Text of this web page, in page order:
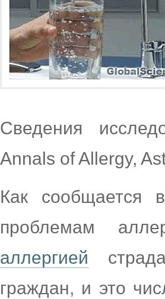
Сведения
Annals of Allergy,
Как сообщается
проблемам
аллергией
граждан, и это